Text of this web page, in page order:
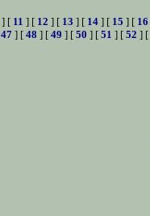
] [ 11 ] [ 12 ] [ 13 ] [ 14 ] [ 15 ] [ 16
47] [ 48 ] [ 49 ] [ 50 ] [ 51 ] [ 52 ] [